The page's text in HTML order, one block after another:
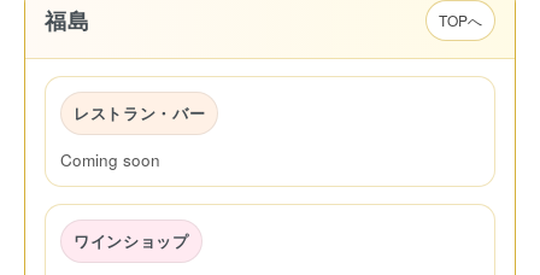
福島 TOPへ
レストラン・バー
Coming soon
ワインショップ